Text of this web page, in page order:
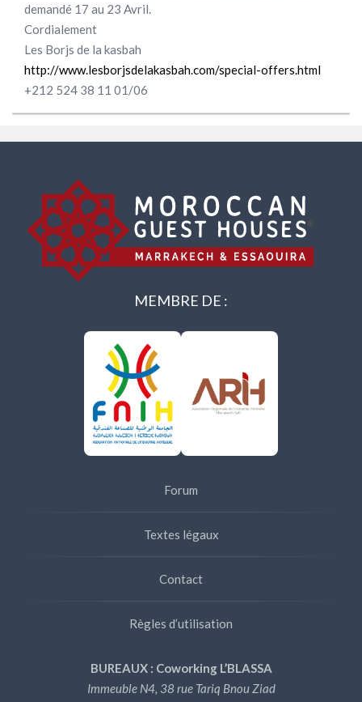
demandé 17 au 23 Avril.
Cordialement
Les Borjs de la kasbah
http://www.lesborjsdelakasbah.com/special-offers.html
+212 524 38 11 01/06
MEMBRE DE :
Forum
Textes légaux
Contact
Règles d’utilisation
BUREAUX : Coworking L’BLASSA
Immeuble N4, 38 rue Tariq Bnou Ziad